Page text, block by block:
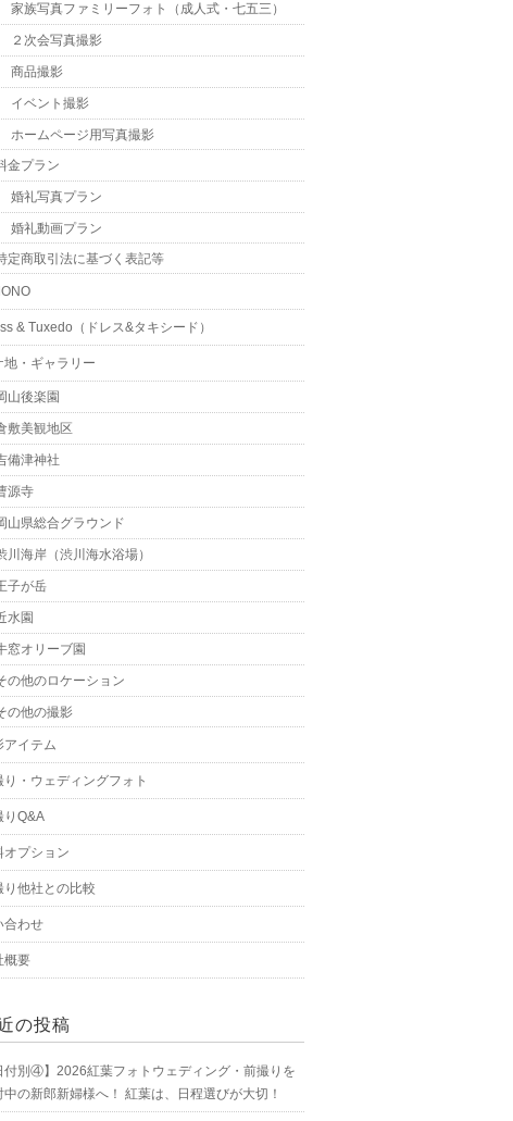
家族写真ファミリーフォト（成人式・七五三）
２次会写真撮影
商品撮影
イベント撮影
ホームページ用写真撮影
金プラン
婚礼写真プラン
婚礼動画プラン
定商取引法に基づく表記等
& Tuxedo（ドレス&タキシード）
地・ギャラリー
山後楽園
敷美観地区
備津神社
源寺
山県総合グラウンド
川海岸（渋川海水浴場）
子が岳
水園
窓オリーブ園
の他のロケーション
の他の撮影
アイテム
り・ウェディングフォト
りQ&A
オプション
り他社との比較
合わせ
概要
の投稿
付別④】2026紅葉フォトウェディング・前撮りを
中の新郎新婦様へ！ 紅葉は、日程選びが大切！